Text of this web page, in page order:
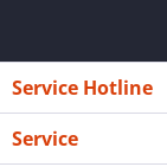
Service Hotline
Service